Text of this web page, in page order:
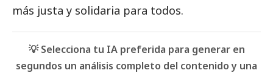
más justa y solidaria para todos.
💡 Selecciona tu IA preferida para generar en
segundos un análisis completo del contenido y una